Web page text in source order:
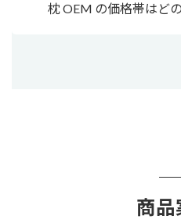
枕 OEM の価格帯はど
商品